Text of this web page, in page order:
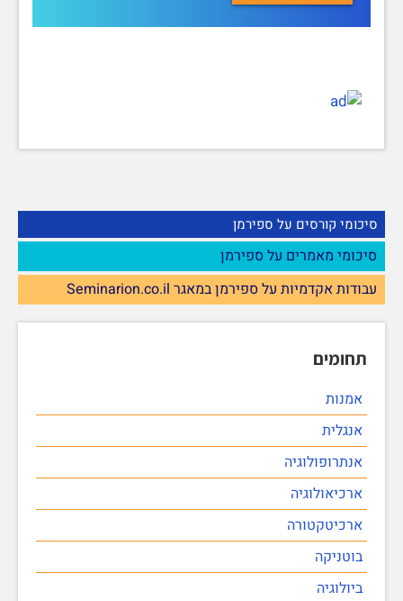
סיכומי קורסים על ספירמן
סיכומי מאמרים על ספירמן
עבודות אקדמיות על ספירמן במאגר Seminarion.co.il
תחומים
אמנות
אנגלית
אנתרופולוגיה
ארכיאולוגיה
ארכיטקטורה
בוטניקה
ביולוגיה